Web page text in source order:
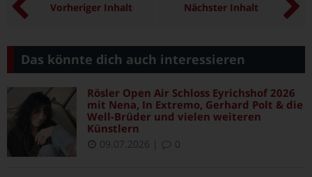
Vorheriger Inhalt Nächster Inhalt
Das könnte dich auch interessieren
Rösler Open Air Schloss Eyrichshof 2026
mit Nena, In Extremo, Gerhard Polt & die
Well-Brüder und vielen weiteren
Künstlern
09.07.2026 0